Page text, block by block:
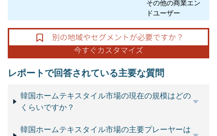
その他の商業エン
ドユーザー
レポートで回答されている主要な質問
韓国ホームテキスタイル市場の現在の規模はどの
くらいですか？
韓国ホームテキスタイル市場の主要プレーヤーは